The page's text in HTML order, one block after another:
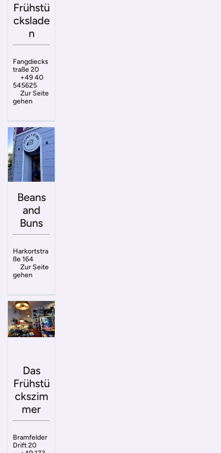
Frühstü
ckslade
n
Fangdiecks
traße 20
+49 40
545625
Zur Seite
gehen
Beans
and
Buns
Harkortstra
ße 164
Zur Seite
gehen
Das
Frühstü
ckszim
mer
Bramfelder
Drift 20